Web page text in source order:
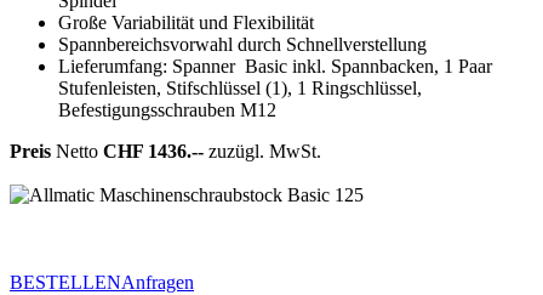
Große Variabilität und Flexibilität
Spannbereichsvorwahl durch Schnellverstellung
Lieferumfang: Spanner Basic inkl. Spannbacken, 1 Paar
Stufenleisten, Stifschlüssel (1), 1 Ringschlüssel,
Befestigungsschrauben M12
Preis Netto CHF 1436.-- zuzügl. MwSt.
BESTELLENAnfragen